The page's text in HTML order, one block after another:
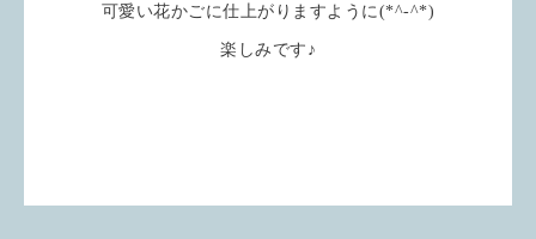
可愛い花かごに仕上がりますように(*^-^*)
楽しみです♪